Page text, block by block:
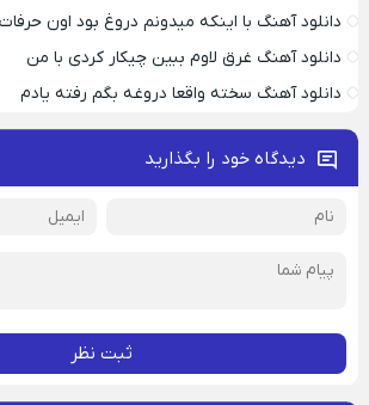
دانلود آهنگ با اینکه میدونم دروغ بود اون
دانلود آهنگ غرق لاوم ببین چیکار کردی با من
دانلود آهنگ سخته واقعا دروغه بگم رفته یادم
دیدگاه خود را بگذارید
ثبت نظر